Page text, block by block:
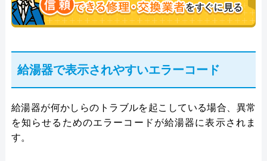
給湯器で表示されやすいエラーコード
給湯器が何かしらのトラブルを起こしている場合、異常
を知らせるためのエラーコードが給湯器に表示されま
す。